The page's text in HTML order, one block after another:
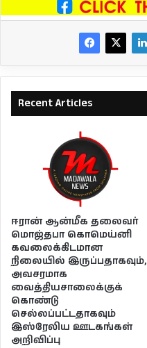
Recent Articles
ஈரான் ஆன்மீக தலைவர்
மொஜ்தபா கொமெய்னி
கவலைக்கிடமான
நிலையில் இருப்பதாகவும்,
அவசரமாக
வைத்தியசாலைக்குக்
கொண்டு
செல்லப்பட்டதாகவும்
இஸ்ரேலிய ஊடகங்கள்
அறிவிப்பு